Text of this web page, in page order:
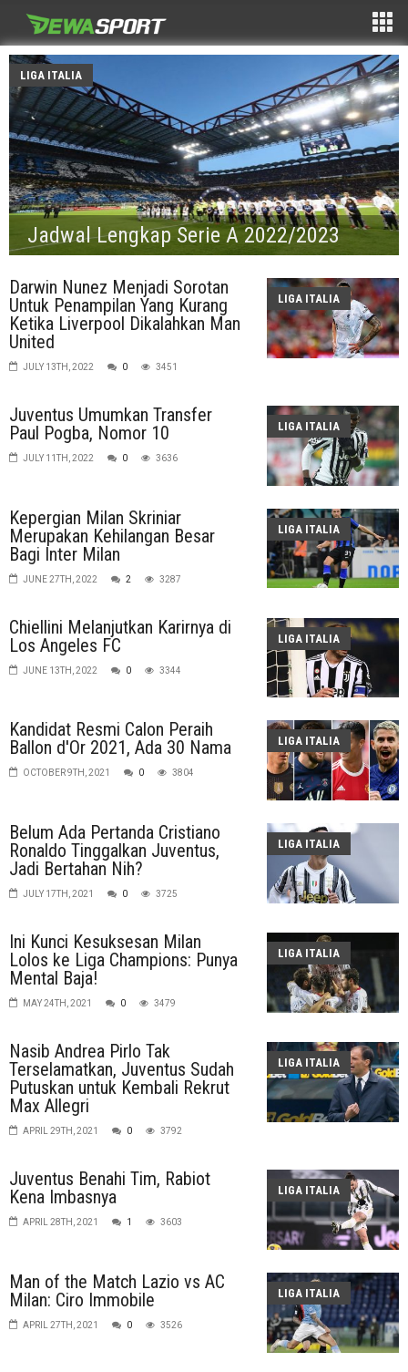
Jadwal Lengkap Serie A 2022/2023
LIGA ITALIA
LIGA ITALIA
Darwin Nunez Menjadi Sorotan
Untuk Penampilan Yang Kurang
Ketika Liverpool Dikalahkan Man
United
JULY 13TH, 2022 0 3451
LIGA ITALIA
Juventus Umumkan Transfer
Paul Pogba, Nomor 10
JULY 11TH, 2022 0 3636
LIGA ITALIA
Kepergian Milan Skriniar
Merupakan Kehilangan Besar
Bagi Inter Milan
JUNE 27TH, 2022 2 3287
LIGA ITALIA
Chiellini Melanjutkan Karirnya di
Los Angeles FC
JUNE 13TH, 2022 0 3344
LIGA ITALIA
Kandidat Resmi Calon Peraih
Ballon d'Or 2021, Ada 30 Nama
OCTOBER 9TH, 2021 0 3804
LIGA ITALIA
Belum Ada Pertanda Cristiano
Ronaldo Tinggalkan Juventus,
Jadi Bertahan Nih?
JULY 17TH, 2021 0 3725
LIGA ITALIA
Ini Kunci Kesuksesan Milan
Lolos ke Liga Champions: Punya
Mental Baja!
MAY 24TH, 2021 0 3479
LIGA ITALIA
Nasib Andrea Pirlo Tak
Terselamatkan, Juventus Sudah
Putuskan untuk Kembali Rekrut
Max Allegri
APRIL 29TH, 2021 0 3792
LIGA ITALIA
Juventus Benahi Tim, Rabiot
Kena Imbasnya
APRIL 28TH, 2021 1 3603
LIGA ITALIA
Man of the Match Lazio vs AC
Milan: Ciro Immobile
APRIL 27TH, 2021 0 3526